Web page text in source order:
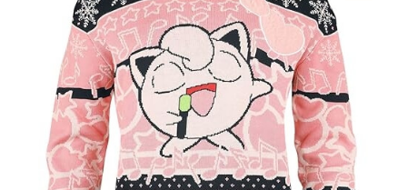
Pull Enfant
Pull Noël Promo